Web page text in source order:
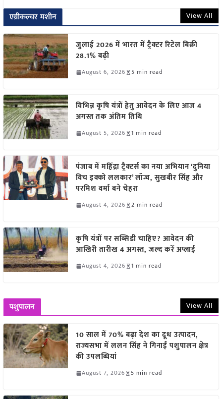
एग्रीकल्चर मशीन View All
जुलाई 2026 में भारत में ट्रैक्टर रिटेल बिक्री
28.1% बढ़ी
August 6, 2026 5 min read
विभिन्न कृषि यंत्रों हेतु आवेदन के लिए आज 4
अगस्त तक अंतिम तिथि
August 5, 2026 1 min read
पंजाब में महिंद्रा ट्रैक्टर्स का नया अभियान ‘दुनिया
विच इक्को ललकार’ लॉन्च, सुखबीर सिंह और
परमिश वर्मा बने चेहरा
August 4, 2026 2 min read
कृषि यंत्रों पर सब्सिडी चाहिए? आवेदन की
आखिरी तारीख 4 अगस्त, जल्द करें अप्लाई
August 4, 2026 1 min read
पशुपालन View All
10 साल में 70% बढ़ा देश का दूध उत्पादन,
राज्यसभा में ललन सिंह ने गिनाईं पशुपालन क्षेत्र
की उपलब्धियां
August 7, 2026 5 min read